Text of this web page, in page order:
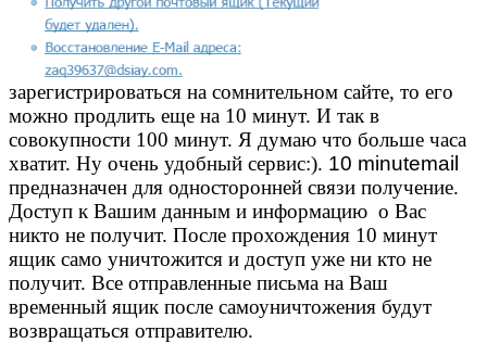
зарегистрироваться на сомнительном сайте, то его
можно продлить еще на 10 минут. И так в
совокупности 100 минут. Я думаю что больше часа
хватит. Ну очень удобный сервис:). 10 minutemail
предназначен для односторонней связи получение.
Доступ к Вашим данным и информацию о Вас
никто не получит. После прохождения 10 минут
ящик само уничтожится и доступ уже ни кто не
получит. Все отправленные письма на Ваш
временный ящик после самоуничтожения будут
возвращаться отправителю.